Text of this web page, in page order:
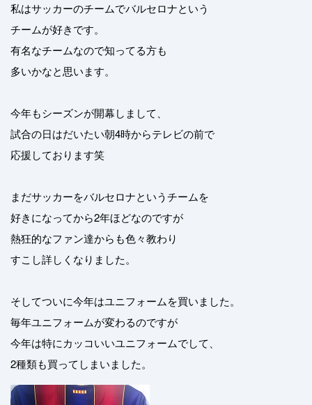
私はサッカーのチームでバルセロナという
チームが好きです。
有名なチームなので知ってる方も
多いかなと思います。
今年もシーズンが開幕しまして、
試合の日はだいたい朝4時からテレビの前で
応援しております笑
まだサッカーをバルセロナというチームを
好きになってから2年ほどなのですが
熱狂的なファン達からも色々教わり
すこし詳しくなりました。
そしてついに今年はユニフォームを買いました。
毎年ユニフォームが変わるのですが
今年は特にカッコいいユニフォームでして、
2種類も買ってしまいました。